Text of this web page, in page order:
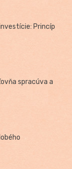
Princíp
spracúva a